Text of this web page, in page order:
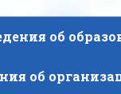
об
об